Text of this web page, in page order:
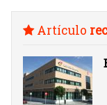
Artículo